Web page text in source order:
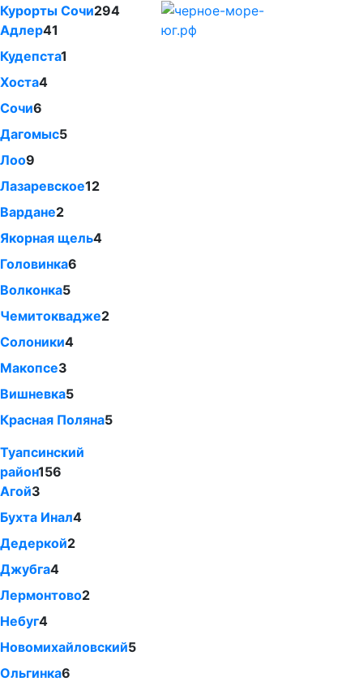
Курорты Сочи294
Адлер41
Кудепста1
Хоста4
Сочи6
Дагомыс5
Лоо9
Лазаревское12
Вардане2
Якорная щель4
Головинка6
Волконка5
Чемитоквадже2
Солоники4
Макопсе3
Вишневка5
Красная Поляна5
Туапсинский
район156
Агой3
Бухта Инал4
Дедеркой2
Джубга4
Лермонтово2
Небуг4
Новомихайловский5
Ольгинка6